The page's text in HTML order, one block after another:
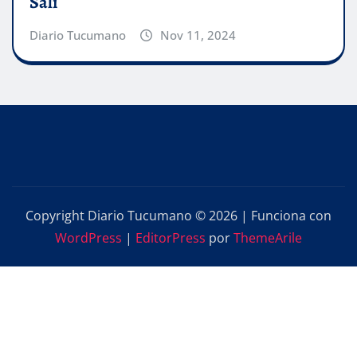
Diario Tucumano Nov 11, 2024
Copyright Diario Tucumano © 2026 | Funciona con
WordPress | EditorPress porThemeArile